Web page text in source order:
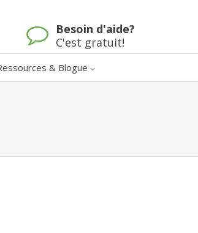
Besoin d'aide?
C'est gratuit!
& Blogue